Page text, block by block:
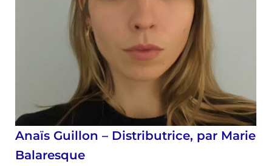
Anaïs Guillon – Distributrice, par Marie
Balaresque